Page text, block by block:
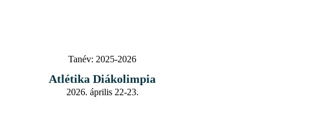
Tanév: 2025-2026
Atlétika Diákolimpia
2026. április 22-23.